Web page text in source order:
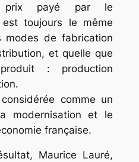
payé par le
toujours le même
modes de fabrication
et quelle que
: production
comme un
modernisation et le
française.
Maurice Lauré,